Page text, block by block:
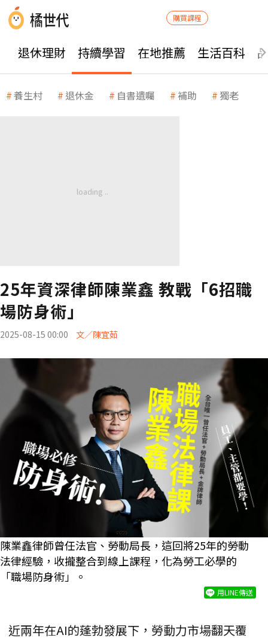
購買課程
退休理財 持續學習 在地推薦 生活百科
養生村 退休金 自書遺囑 補助 獨老
25年資深律師陳業鑫 教戰「6招職
場防身術」
2025-08-15 00:00 文／陳宜茹
陳業鑫律師曾任法官、勞動局長，這回將25年的勞動
法律經驗，收攏整合到線上課程，化為勞工必學的
「職場防身術」。
用LINE傳送
近兩年在AI的蓬勃發展下，勞動力市場翻天覆